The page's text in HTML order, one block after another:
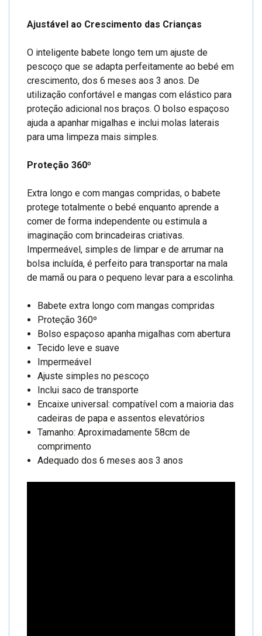
Ajustável ao Crescimento das Crianças
O inteligente babete longo tem um ajuste de
pescoço que se adapta perfeitamente ao bebé em
crescimento, dos 6 meses aos 3 anos. De
utilização confortável e mangas com elástico para
proteção adicional nos braços. O bolso espaçoso
ajuda a apanhar migalhas e inclui molas laterais
para uma limpeza mais simples.
Proteção 360º
Extra longo e com mangas compridas, o babete
protege totalmente o bebé enquanto aprende a
comer de forma independente ou estimula a
imaginação com brincadeiras criativas.
Impermeável, simples de limpar e de arrumar na
bolsa incluída, é perfeito para transportar na mala
de mamã ou para o pequeno levar para a escolinha.
Babete extra longo com mangas compridas
Proteção 360º
Bolso espaçoso apanha migalhas com abertura
Tecido leve e suave
Impermeável
Ajuste simples no pescoço
Inclui saco de transporte
Encaixe universal: compatível com a maioria das
cadeiras de papa e assentos elevatórios
Tamanho: Aproximadamente 58cm de
comprimento
Adequado dos 6 meses aos 3 anos